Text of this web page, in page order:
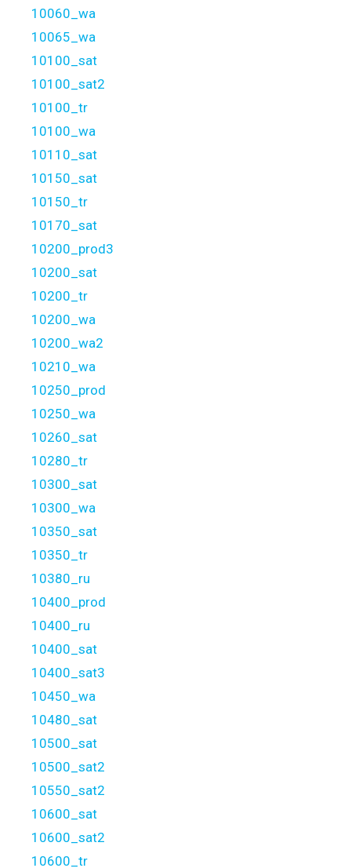
10060_wa
10065_wa
10100_sat
10100_sat2
10100_tr
10100_wa
10110_sat
10150_sat
10150_tr
10170_sat
10200_prod3
10200_sat
10200_tr
10200_wa
10200_wa2
10210_wa
10250_prod
10250_wa
10260_sat
10280_tr
10300_sat
10300_wa
10350_sat
10350_tr
10380_ru
10400_prod
10400_ru
10400_sat
10400_sat3
10450_wa
10480_sat
10500_sat
10500_sat2
10550_sat2
10600_sat
10600_sat2
10600_tr